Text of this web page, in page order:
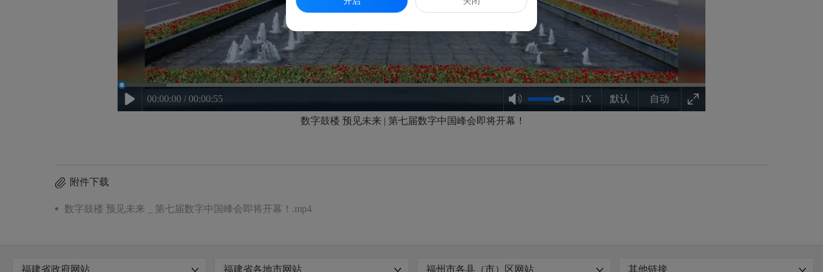
自动
1X 默认
00:00:00 / 00:00:55
数字鼓楼 预见未来 | 第七届数字中国峰会即将开幕！
附件下载
数字鼓楼 预见未来 _ 第七届数字中国峰会即将开幕！.mp4
福建省政府网站 福建省各地市网站 福州市各县（市）区网站 其他链接